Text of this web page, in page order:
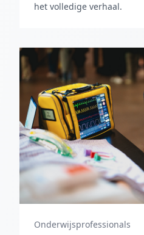
het volledige verhaal.
Onderwijsprofessionals